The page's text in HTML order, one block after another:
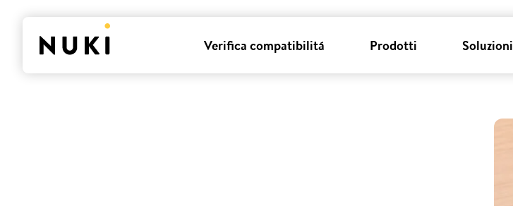
Verifica compatibilitá Prodotti Soluzioni